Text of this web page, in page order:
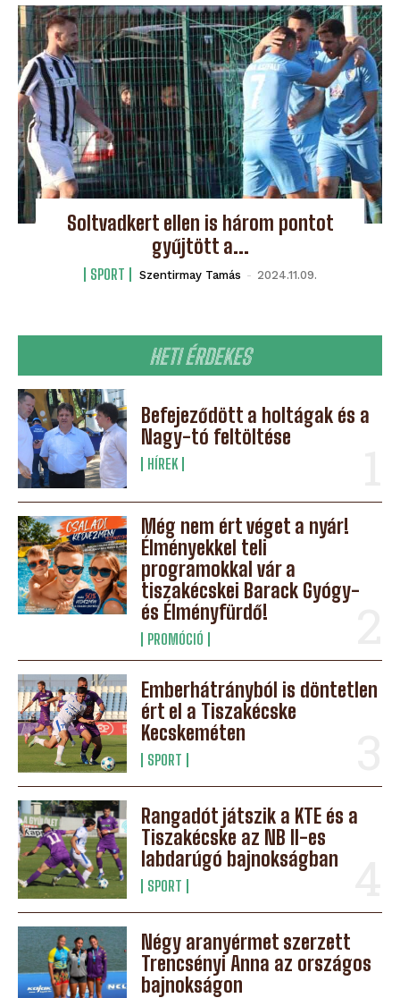
HETI ÉRDEKES
Befejeződött a holtágak és a
Nagy-tó feltöltése
HÍREK
Még nem ért véget a nyár!
Élményekkel teli
programokkal vár a
tiszakécskei Barack Gyógy-
és Élményfürdő!
PROMÓCIÓ
Emberhátrányból is döntetlen
ért el a Tiszakécske
Kecskeméten
SPORT
Rangadót játszik a KTE és a
Tiszakécske az NB II-es
labdarúgó bajnokságban
SPORT
Négy aranyérmet szerzett
Trencsényi Anna az országos
bajnokságon
Soltvadkert ellen is három pontot
gyűjtött a...
SPORT Szentirmay Tamás - 2024.11.09.